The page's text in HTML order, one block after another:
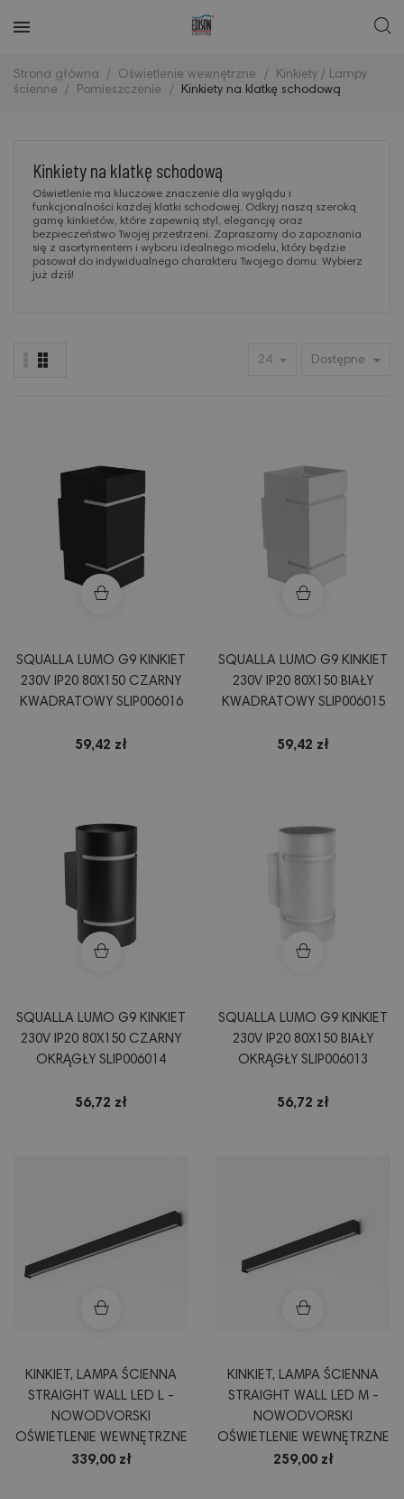
Strona główna Oświetlenie wewnętrzne
Kinkiety / Lampy
ścienne
Pomieszczenie Kinkiety na klatkę schodową
Kinkiety na klatkę schodową
Oświetlenie ma kluczowe znaczenie dla wyglądu i
funkcjonalności każdej klatki schodowej. Odkryj naszą szeroką
gamę kinkietów, które zapewnią styl, elegancję oraz
bezpieczeństwo Twojej przestrzeni. Zapraszamy do zapoznania
się z asortymentem i wyboru idealnego modelu, który będzie
pasował do indywidualnego charakteru Twojego domu. Wybierz
już dziś!
24 Dostępne
SQUALLA LUMO G9 KINKIET
230V IP20 80X150 CZARNY
KWADRATOWY SLIP006016
59,42 zł
SQUALLA LUMO G9 KINKIET
230V IP20 80X150 BIAŁY
KWADRATOWY SLIP006015
59,42 zł
SQUALLA LUMO G9 KINKIET
230V IP20 80X150 CZARNY
OKRĄGŁY SLIP006014
56,72 zł
SQUALLA LUMO G9 KINKIET
230V IP20 80X150 BIAŁY
OKRĄGŁY SLIP006013
56,72 zł
KINKIET, LAMPA ŚCIENNA
STRAIGHT WALL LED L -
NOWODVORSKI
OŚWIETLENIE WEWNĘTRZNE
339,00 zł
KINKIET, LAMPA ŚCIENNA
STRAIGHT WALL LED M -
NOWODVORSKI
OŚWIETLENIE WEWNĘTRZNE
259,00 zł